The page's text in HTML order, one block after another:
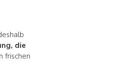
die
frischen